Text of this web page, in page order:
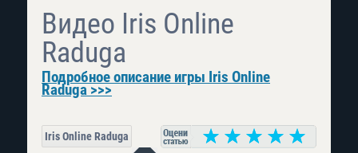
Видео Iris Online
Raduga
Подробное описание игры Iris Online
Raduga >>>
Iris Online Raduga